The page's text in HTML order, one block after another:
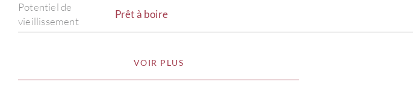
Potentiel de
vieillissement
Prêt à boire
VOIR PLUS